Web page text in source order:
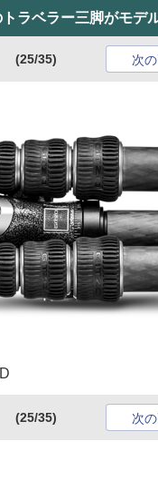
ラベラー三脚がモデ
(25/35) 次
(25/35) 次